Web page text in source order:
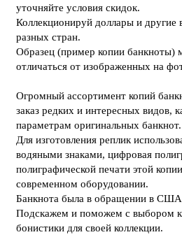
уточняйте условия скидок.
Коллекционируй доллары и другие
разных стран.
Образец (пример копии банкноты)
отличаться от изображенных на
Огромный ассортимент копий
заказ редких и интересных видов,
параметрам оригинальных банкнот.
Для изготовления реплик
водяными знаками, цифровая
полиграфической печати этой
современном оборудовании.
Банкнота была в обращении в
Подскажем и поможем с выбором
бонистики для своей коллекции.